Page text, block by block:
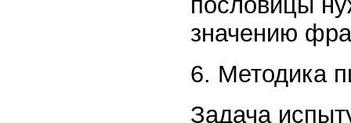
значению
6. Методика
Задача